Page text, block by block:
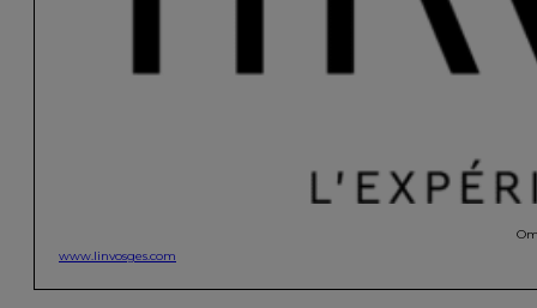
www.linvosges.com